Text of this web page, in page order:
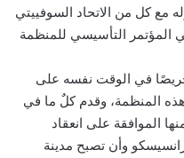
مع كل من الاتحاد السوفييتي
المؤتمر التأسيسي للمنظمة
حريصًا في الوقت نفسه على
المنظمة، وقدم كلٌ ما في
الموافقة على انعقاد
وأن تصبح مدينة